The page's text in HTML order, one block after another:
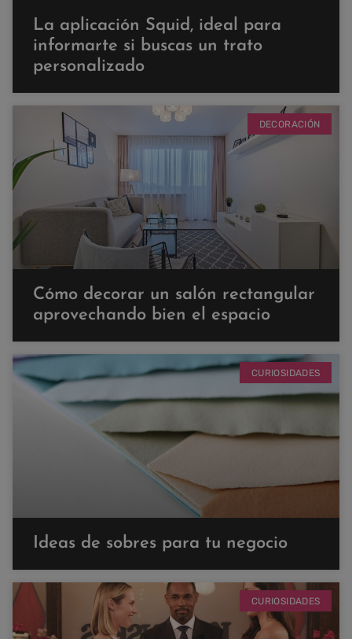
La aplicación Squid, ideal para
informarte si buscas un trato
personalizado
DECORACIÓN
Cómo decorar un salón rectangular
aprovechando bien el espacio
CURIOSIDADES
Ideas de sobres para tu negocio
CURIOSIDADES